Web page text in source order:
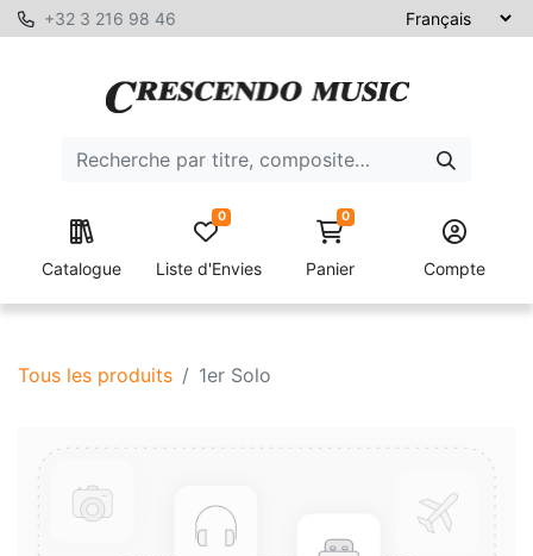
+32 3 216 98 46
Catalogue Liste d'Envies
0 0
Panier Compte
Tous les produits 1er Solo